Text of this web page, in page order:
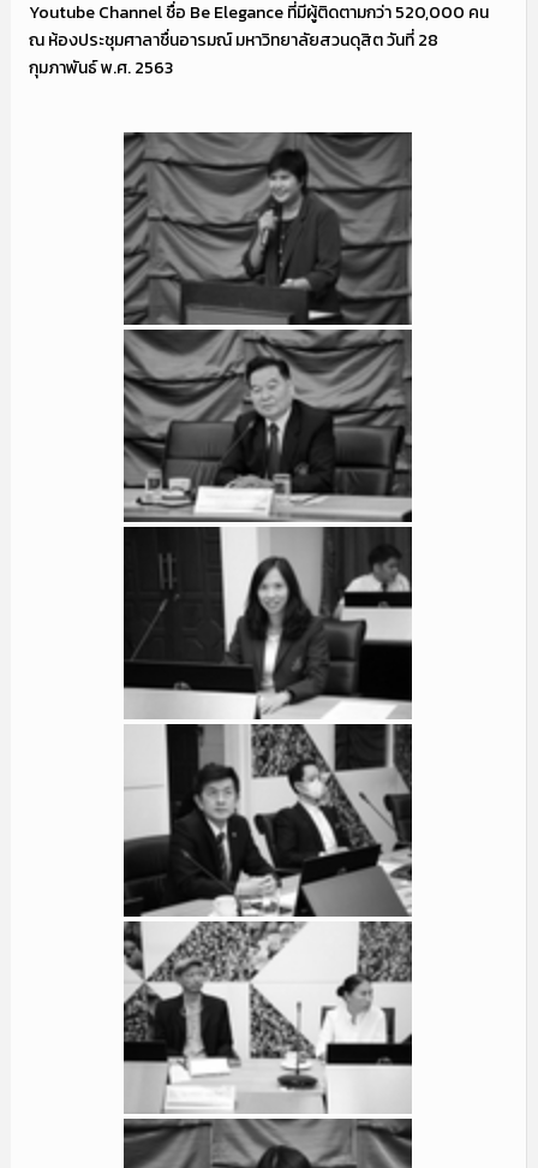
Youtube Channel ชื่อ Be Elegance ที่มีผู้ติดตามกว่า 520,000 คน
ณ ห้องประชุมศาลาชื่นอารมณ์ มหาวิทยาลัยสวนดุสิต วันที่ 28
กุมภาพันธ์ พ.ศ. 2563